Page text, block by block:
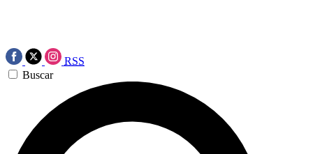
RSS
Buscar